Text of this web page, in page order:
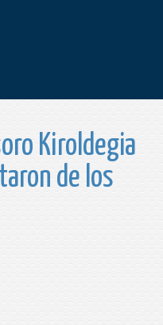
Kiroldegia
de los